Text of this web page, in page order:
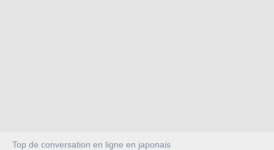
Top de conversation en ligne en japonais